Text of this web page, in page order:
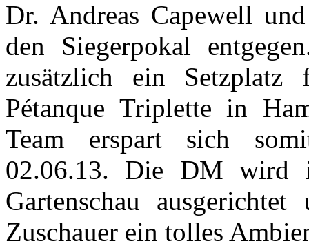
Dr. Andreas Capewell
den Siegerpokal
zusätzlich ein Setzplatz
Pétanque Triplette in
Team erspart sich
02.06.13. Die DM wird
Gartenschau
Zuschauer ein tolles